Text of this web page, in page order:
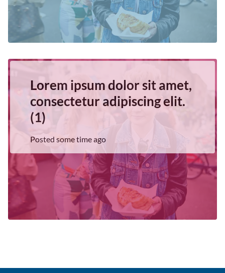
Lorem ipsum dolor sit amet,
consectetur adipiscing elit.
(1)
Posted some time ago